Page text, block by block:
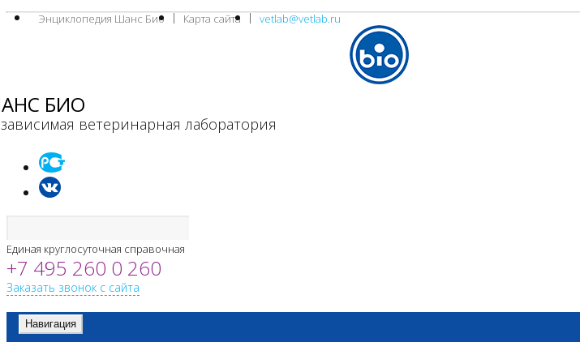
Энциклопедия Шанс Био Карта сайта vetlab@vetlab.ru
БИО
ветеринарная лаборатория
Единая круглосуточная справочная
+7 495 260 0 260
Заказать звонок с сайта
Навигация